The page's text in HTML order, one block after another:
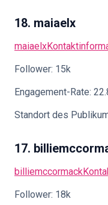
18. maiaelx
maiaelx
Follower: 15k
Engagement-Rate:
Standort des
17.
billiemccormack
Follower: 18k